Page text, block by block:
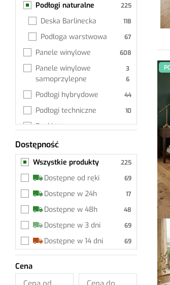
Podłogi naturalne
Deska Barlinecka
Podłoga warstwowa
Panele winylowe
Panele winylowe
samoprzylepne
Podłogi hybrydowe
Podłogi techniczne
Deski tarasowe
Deski tarasowe
Deski balkonowe
Akcesoria deski
tarasowe
Wykładzina dywanowa
Akcesoria
Listwy przypodłogowe
Akcesoria do listew
Środki pielęgnacyjne
Dostępność
Wszystkie produkty
Dostępne od ręki
Dostępne w 24h
Dostępne w 48h
Dostępne w 3 dni
Dostępne w 14 dni
Cena